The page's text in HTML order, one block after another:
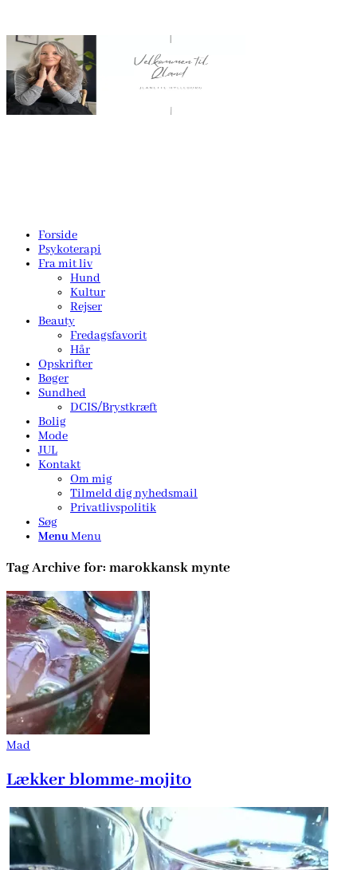
Forside
Psykoterapi
Fra mit liv
Hund
Kultur
Rejser
Beauty
Fredagsfavorit
Hår
Opskrifter
Bøger
Sundhed
DCIS/Brystkræft
Bolig
Mode
JUL
Kontakt
Om mig
Tilmeld dig nyhedsmail
Privatlivspolitik
Søg
MenuMenu
Tag Archive for: marokkansk mynte
Mad
Lækker blomme-mojito